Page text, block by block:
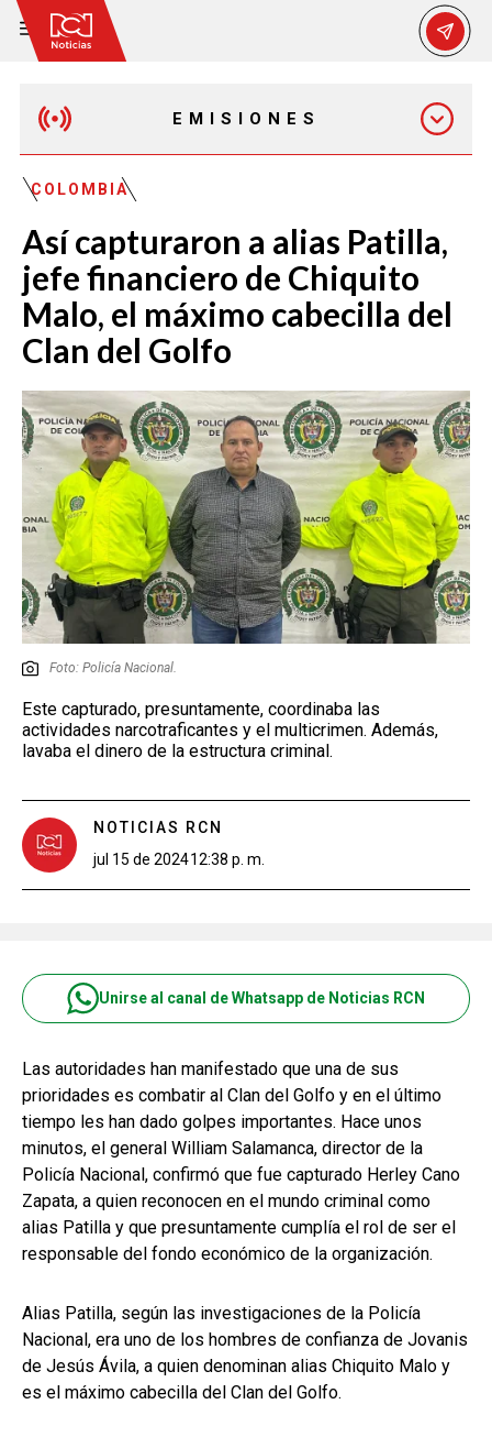
EMISIONES
EMISIÓN 12:30 PM
EMISIÓN 7:00 PM
EMISIÓN 11:30 PM
COLOMBIA
Así capturaron a alias Patilla,
jefe financiero de Chiquito
Malo, el máximo cabecilla del
Clan del Golfo
Foto: Policía Nacional.
Este capturado, presuntamente, coordinaba las
actividades narcotraficantes y el multicrimen. Además,
lavaba el dinero de la estructura criminal.
NOTICIAS RCN
jul 15 de 202412:38 p. m.
Unirse al canal de Whatsapp de Noticias RCN
Las autoridades han manifestado que una de sus
prioridades es combatir al Clan del Golfo y en el último
tiempo les han dado golpes importantes. Hace unos
minutos, el general William Salamanca, director de la
Policía Nacional, confirmó que fue capturado Herley Cano
Zapata, a quien reconocen en el mundo criminal como
alias Patilla y que presuntamente cumplía el rol de ser el
responsable del fondo económico de la organización.
Alias Patilla, según las investigaciones de la Policía
Nacional, era uno de los hombres de confianza de Jovanis
de Jesús Ávila, a quien denominan alias Chiquito Malo y
es el máximo cabecilla del Clan del Golfo.